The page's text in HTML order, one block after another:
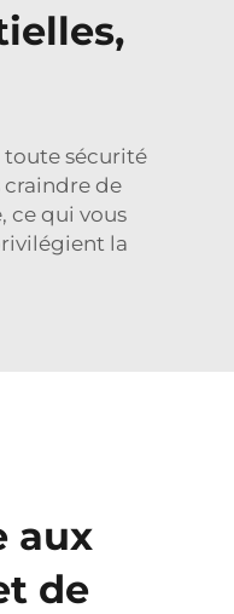
toute sécurité
craindre de
ce qui vous
la
aux
de